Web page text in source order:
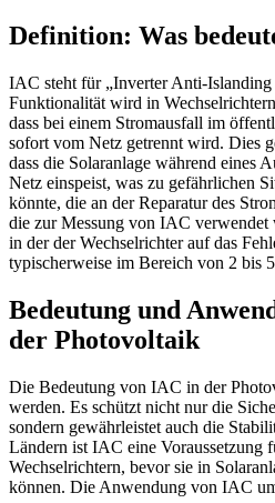
Definition: Was
IAC steht für „Inverter Anti-
Funktionalität wird in
dass bei einem Stromausfall im
sofort vom Netz getrennt wird. Dies
dass die Solaranlage während eines
Netz einspeist, was zu gefährlichen
könnte, die an der Reparatur des
die zur Messung von IAC
in der der Wechselrichter auf das
typischerweise im Bereich von 2 bis
Bedeutung und
der Photovoltaik
Die Bedeutung von IAC in der
werden. Es schützt nicht nur die
sondern gewährleistet auch die
Ländern ist IAC eine Voraussetzung
Wechselrichtern, bevor sie in
können. Die Anwendung von IAC